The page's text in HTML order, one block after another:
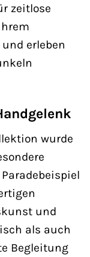
zeitlose
erleben
wurde
und
als auch
Begleitung